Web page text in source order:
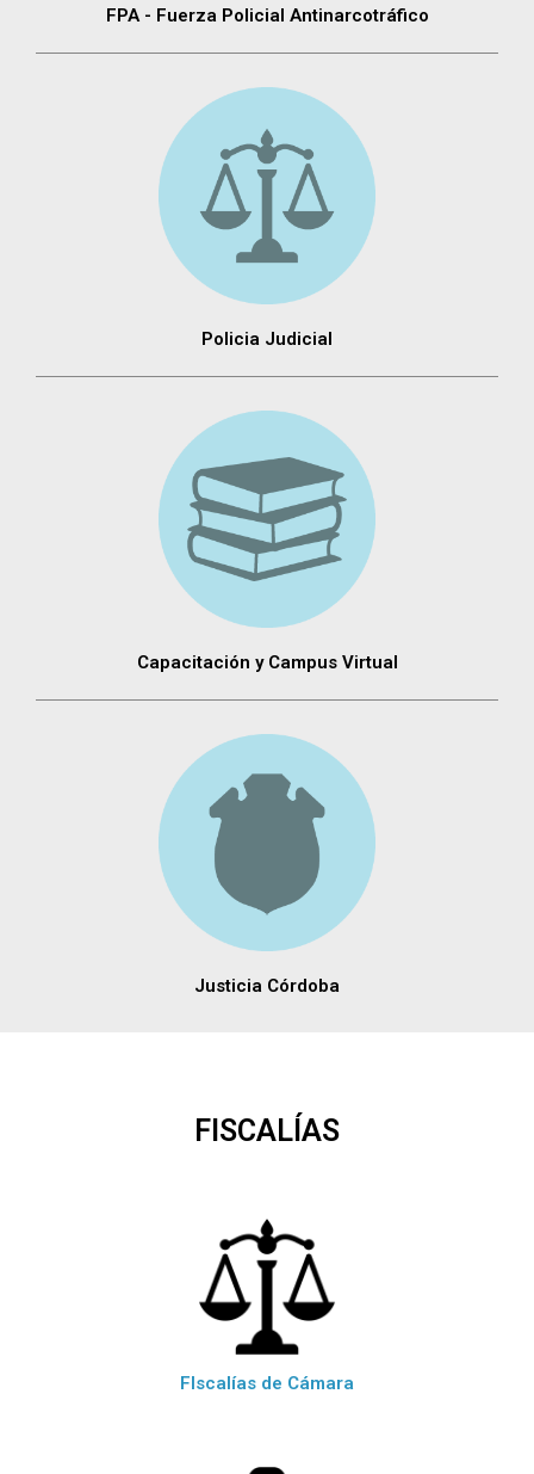
FPA - Fuerza Policial Antinarcotráfico
Policia Judicial
Capacitación y Campus Virtual
Justicia Córdoba
FISCALÍAS
FIscalías de Cámara